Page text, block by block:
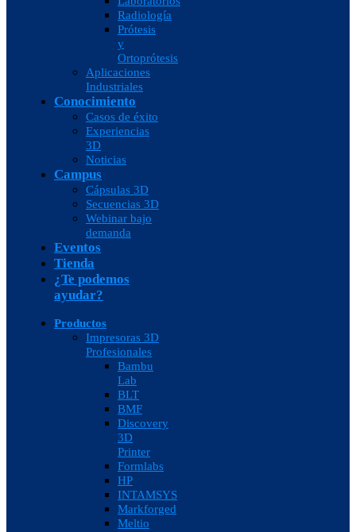
Radiología
Prótesis
y
Ortoprótesis
Aplicaciones
Industriales
Conocimiento
Casos de éxito
Experiencias
3D
Noticias
Campus
Cápsulas 3D
Secuencias 3D
Webinar bajo
demanda
Eventos
Tienda
¿Te podemos
ayudar?
Productos
Impresoras 3D
Profesionales
Bambu
Lab
BLT
BMF
Discovery
3D
Printer
Formlabs
HP
INTAMSYS
Markforged
Meltio